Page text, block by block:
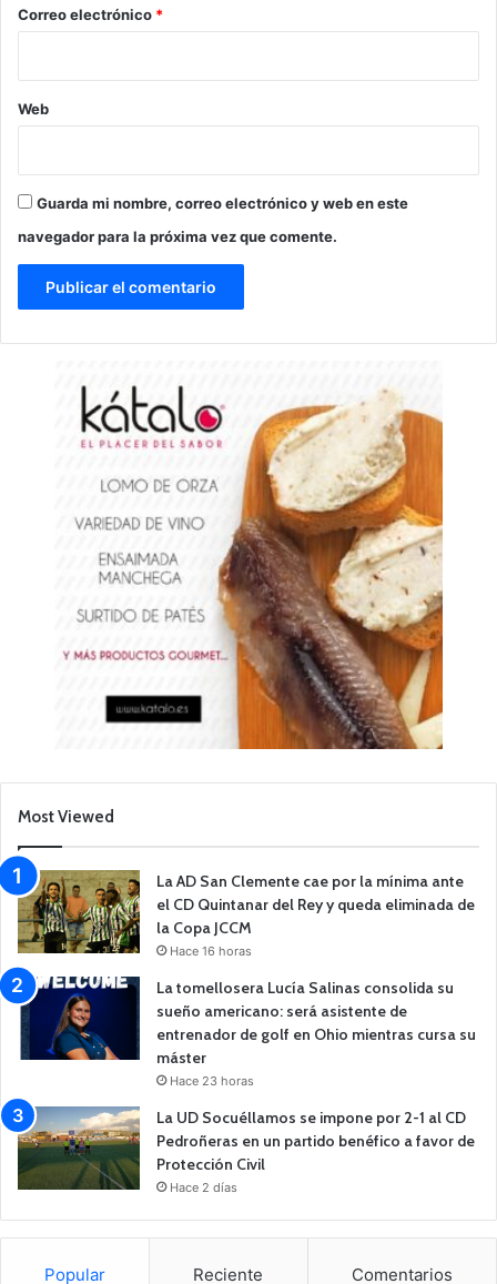
*
Correo electrónico *
Web
Guarda mi nombre, correo electrónico y web en este
navegador para la próxima vez que comente.
Most Viewed
La AD San Clemente cae por la mínima ante
el CD Quintanar del Rey y queda eliminada de
la Copa JCCM
Hace 16 horas
La tomellosera Lucía Salinas consolida su
sueño americano: será asistente de
entrenador de golf en Ohio mientras cursa su
máster
Hace 23 horas
La UD Socuéllamos se impone por 2-1 al CD
Pedroñeras en un partido benéfico a favor de
Protección Civil
Hace 2 días
Popular Reciente Comentarios